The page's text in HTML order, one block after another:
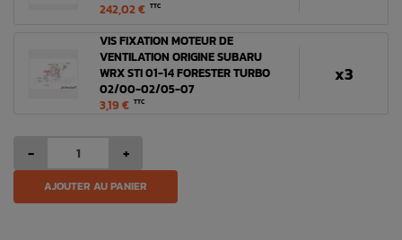
242,02 € TTC
VIS FIXATION MOTEUR DE
VENTILATION ORIGINE SUBARU
WRX STI 01-14 FORESTER TURBO
02/00-02/05-07
3,19 € TTC
x3
- +
AJOUTER AU PANIER